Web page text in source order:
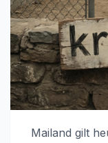
Mailand gilt